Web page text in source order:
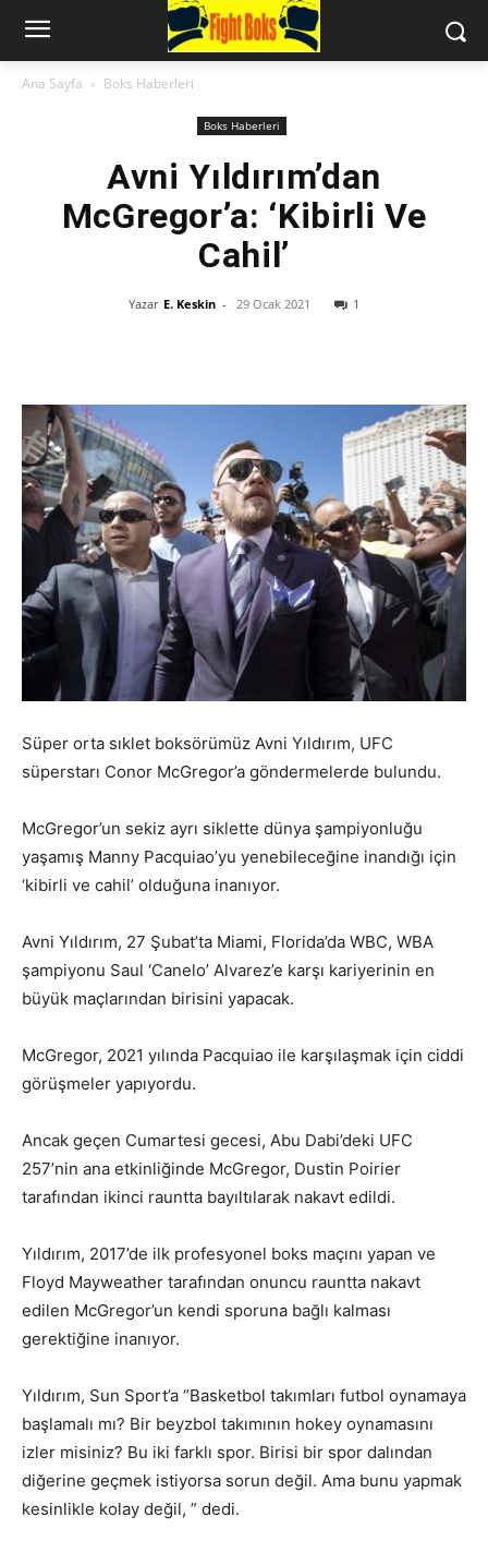
Ana Sayfa Boks Haberleri
Boks Haberleri
Avni Yıldırım’dan
McGregor’a: ‘Kibirli Ve
Cahil’
Yazar E. Keskin - 29 Ocak 2021 1
Süper orta sıklet boksörümüz Avni Yıldırım, UFC
süperstarı Conor McGregor’a göndermelerde bulundu.
McGregor’un sekiz ayrı siklette dünya şampiyonluğu
yaşamış Manny Pacquiao’yu yenebileceğine inandığı için
‘kibirli ve cahil’ olduğuna inanıyor.
Avni Yıldırım, 27 Şubat’ta Miami, Florida’da WBC, WBA
şampiyonu Saul ‘Canelo’ Alvarez’e karşı kariyerinin en
büyük maçlarından birisini yapacak.
McGregor, 2021 yılında Pacquiao ile karşılaşmak için ciddi
görüşmeler yapıyordu.
Ancak geçen Cumartesi gecesi, Abu Dabi’deki UFC
257’nin ana etkinliğinde McGregor, Dustin Poirier
tarafından ikinci rauntta bayıltılarak nakavt edildi.
Yıldırım, 2017’de ilk profesyonel boks maçını yapan ve
Floyd Mayweather tarafından onuncu rauntta nakavt
edilen McGregor’un kendi sporuna bağlı kalması
gerektiğine inanıyor.
Yıldırım, Sun Sport’a “Basketbol takımları futbol oynamaya
başlamalı mı? Bir beyzbol takımının hokey oynamasını
izler misiniz? Bu iki farklı spor. Birisi bir spor dalından
diğerine geçmek istiyorsa sorun değil. Ama bunu yapmak
kesinlikle kolay değil, ” dedi.